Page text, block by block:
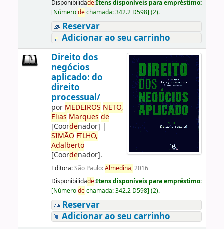
Disponibilidade:Itens disponíveis para empréstimo:
[Númerodechamada:342.2 D598] (2).
Reservar
Adicionar ao seu carrinho
Direito dos
negócios
aplicado: do
direito
processual/
por MEDEIROS NETO,
Elias Marques de
[Coordenador] |
SIMÃO FILHO,
Adalberto
[Coordenador].
Editora:São Paulo:Almedina,2016
Disponibilidade:Itens disponíveis para empréstimo:
[Númerodechamada:342.2 D598] (2).
Reservar
Adicionar ao seu carrinho